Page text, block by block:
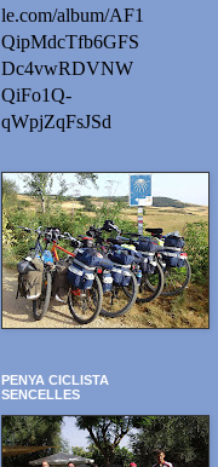
le.com/album/AF1
QipMdcTfb6GFS
Dc4vwRDVNW
QiFo1Q-
qWpjZqFsJSd
PENYA CICLISTA
SENCELLES